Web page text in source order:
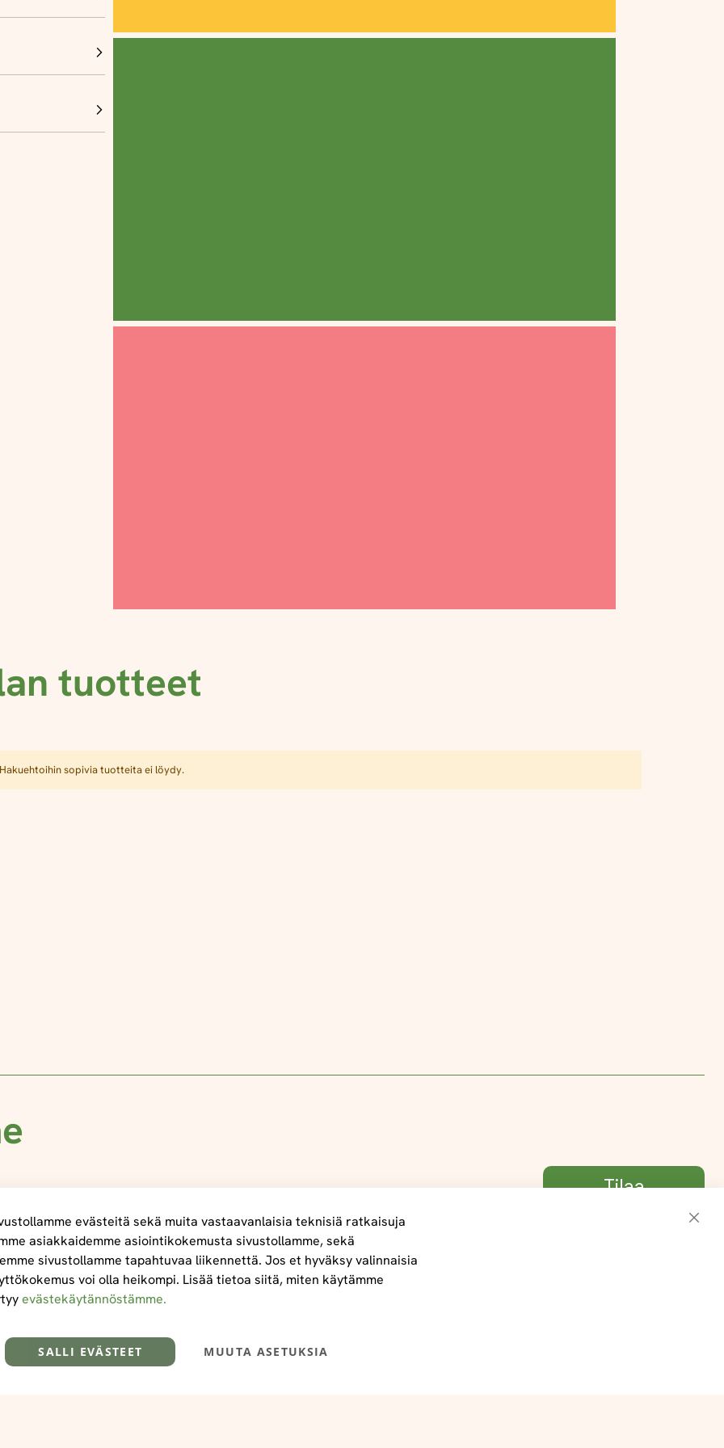
tuotteet
Hakuehtoihin sopivia tuotteita ei löydy.
Tilaa
Sulje
evästeitä sekä muita vastaavanlaisia teknisiä ratkaisuja
asiakkaidemme asiointikokemusta sivustollamme, sekä
sivustollamme tapahtuvaa liikennettä. Jos et hyväksy valinnaisia
voi olla heikompi. Lisää tietoa siitä, miten käytämme
evästekäytännöstämme.
SALLI EVÄSTEET MUUTA ASETUKSIA